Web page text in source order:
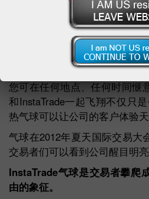
了印有公司标志的品牌宣传热
与InstaTrade交易是脱离日常
题，投入您最喜爱活动的机会。
您可在任何地点、任何时间惬
和InstaTrade一起飞翔不仅只
热气球可以让公司的客户体验
气球在2012年夏天国际交易大
交易者们可以看到公司醒目明
InstaTrade气球是交易者攀爬
由的象征。